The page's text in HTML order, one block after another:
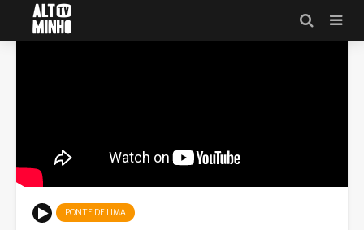
PONTE DE LIMA